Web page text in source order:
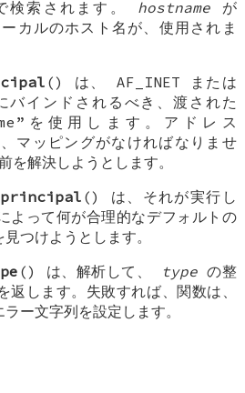
索されます。 hostname が
カルのホスト名が、使用されま
() は、 AF_INET または
バインドされるべき、渡された
を使用します。アドレス
マッピングがなければなりませ
を解決しようとします。
() は、それが実行し
よって何が合理的なデフォルトの
つけようとします。
() は、解析して、 typeの整
返します。失敗すれば、関数は、
ー文字列を設定します。